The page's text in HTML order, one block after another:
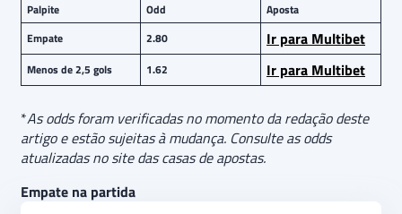
Palpite Odd
Aposta
Empate
2.80 Ir para Multibet
Menos de 2,5 gols 1.62 Ir para Multibet
*As odds foram verificadas no momento da redação deste
artigo e estão sujeitas à mudança. Consulte as odds
atualizadas no site das casas de apostas.
Empate na partida